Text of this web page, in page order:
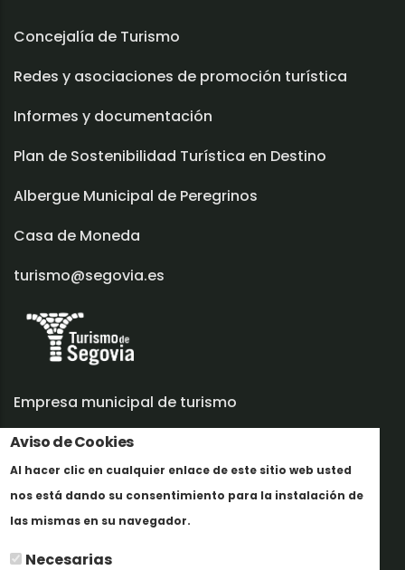
Aviso de Cookies
Al hacer clic en cualquier enlace de este sitio web usted
nos está dando su consentimiento para la instalación de
las mismas en su navegador.
Necesarias
Concejalía de Turismo
Redes y asociaciones de promoción turística
Informes y documentación
Plan de Sostenibilidad Turística en Destino
Albergue Municipal de Peregrinos
Casa de Moneda
turismo@segovia.es
Empresa municipal de turismo
Trabaja con nosotros
Informes y documentación
Perfil del contratante
Oficinas de Turismo